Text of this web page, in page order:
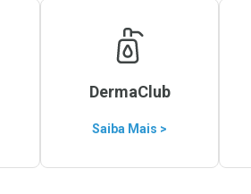
DermaClub
Saiba Mais >